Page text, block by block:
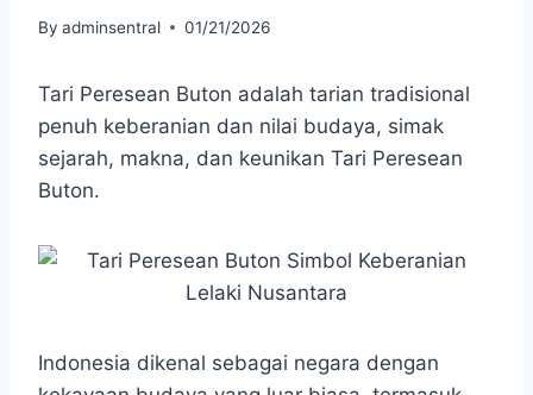
By adminsentral 01/21/2026
Tari Peresean Buton adalah tarian tradisional
penuh keberanian dan nilai budaya, simak
sejarah, makna, dan keunikan Tari Peresean
Buton.
Indonesia dikenal sebagai negara dengan